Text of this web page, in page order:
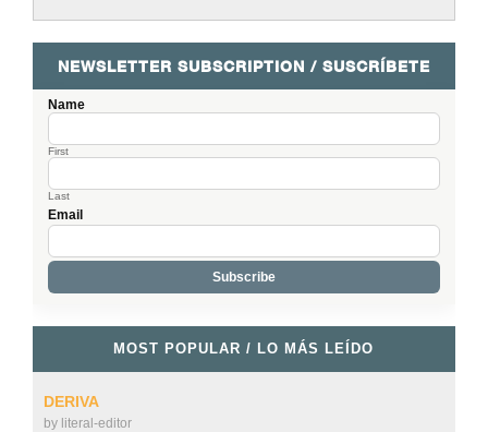
NEWSLETTER SUBSCRIPTION / SUSCRÍBETE
Name
First
Last
Email
MOST POPULAR / LO MÁS LEÍDO
DERIVA
by literal-editor